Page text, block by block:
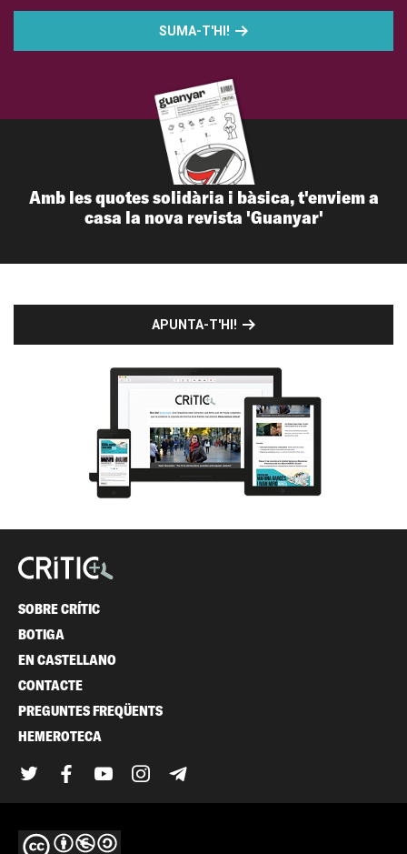
SUMA-T'HI!
Amb les quotes solidària i bàsica, t'enviem a
casa la nova revista 'Guanyar'
APUNTA-T'HI!
SOBRE CRÍTIC
BOTIGA
EN CASTELLANO
CONTACTE
PREGUNTES FREQÜENTS
HEMEROTECA
TwitterFacebook
YouTubeInstagram